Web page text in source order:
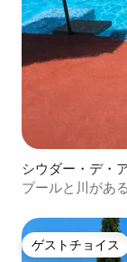
シウダー・デ・
プールと川があ
ゲストチョイス
ゲストチョイス